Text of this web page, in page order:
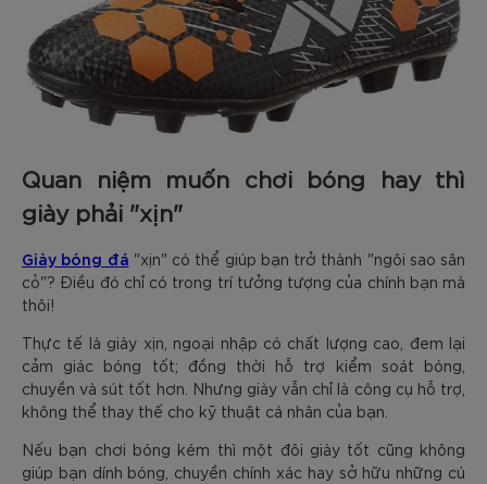
Quan niệm muốn chơi bóng hay thì
giày phải "xịn"
Giày bóng đá "xịn" có thể giúp bạn trở thành "ngôi sao sân
cỏ"? Điều đó chỉ có trong trí tưởng tượng của chính bạn mà
thôi!
Thực tế là giày xịn, ngoại nhập có chất lượng cao, đem lại
cảm giác bóng tốt; đồng thời hỗ trợ kiểm soát bóng,
chuyền và sút tốt hơn. Nhưng giày vẫn chỉ là công cụ hỗ trợ,
không thể thay thế cho kỹ thuật cá nhân của bạn.
Nếu bạn chơi bóng kém thì một đôi giày tốt cũng không
giúp bạn dính bóng, chuyền chính xác hay sở hữu những cú